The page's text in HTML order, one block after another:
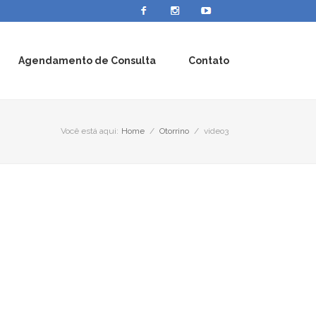
Agendamento de Consulta Contato
Você está aqui: Home / Otorrino / video3